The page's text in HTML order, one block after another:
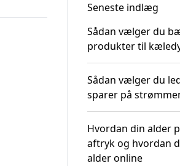
Seneste indlæg
Sådan vælger du
produkter til
Sådan vælger du
sparer på
Hvordan din alder
aftryk og hvordan
alder online